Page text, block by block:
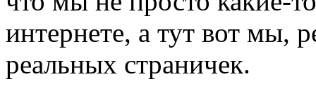
интернете, а тут вот мы,
реальных страничек.